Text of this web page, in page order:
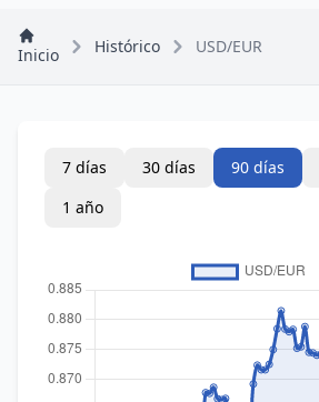
Inicio Histórico USD/EUR
7 días 30 días 90 días
1 año